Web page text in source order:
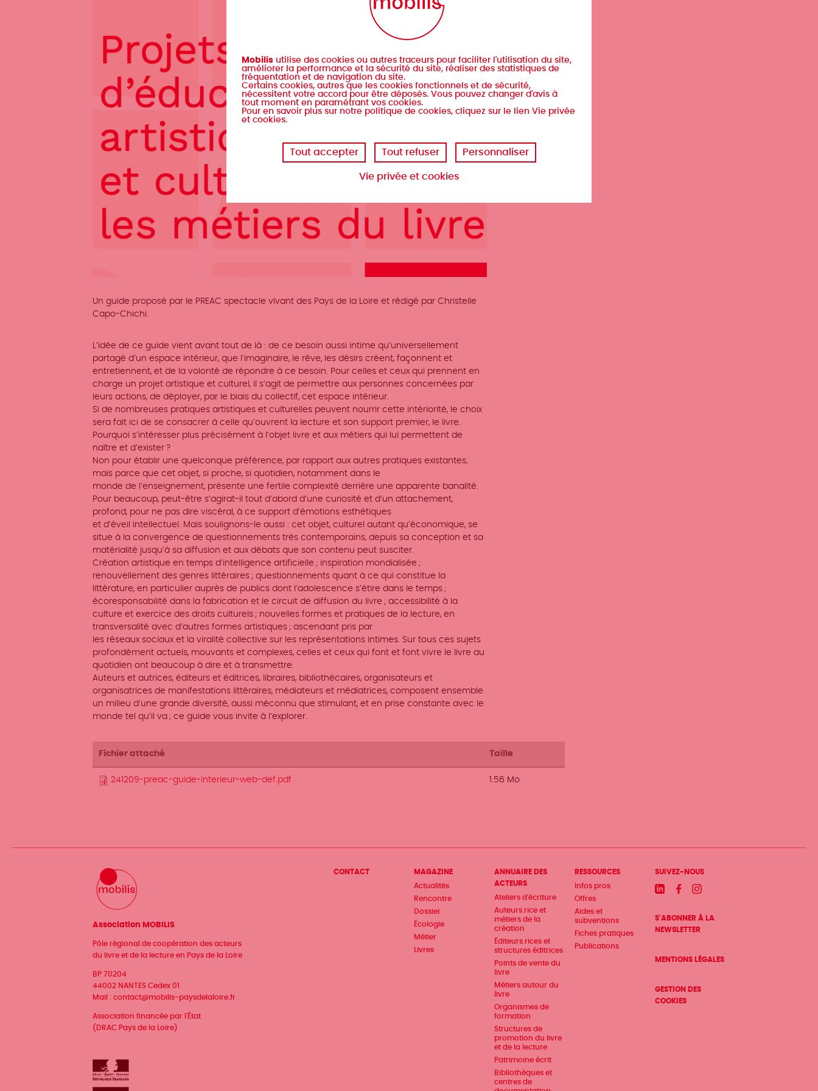
Un guide proposé par le PREAC spectacle vivant des Pays de la Loire et rédigé par Christelle
Capo-Chichi.
L’idée de ce guide vient avant tout de là : de ce besoin aussi intime qu’universellement
partagé d’un espace intérieur, que l’imaginaire, le rêve, les désirs créent, façonnent et
entretiennent, et de la volonté de répondre à ce besoin. Pour celles et ceux qui prennent en
charge un projet artistique et culturel, il s’agit de permettre aux personnes concernées par
leurs actions, de déployer, par le biais du collectif, cet espace intérieur.
Si de nombreuses pratiques artistiques et culturelles peuvent nourrir cette intériorité, le choix
sera fait ici de se consacrer à celle qu’ouvrent la lecture et son support premier, le livre.
Pourquoi s’intéresser plus précisément à l’objet livre et aux métiers qui lui permettent de
naître et d’exister ?
Non pour établir une quelconque préférence, par rapport aux autres pratiques existantes,
mais parce que cet objet, si proche, si quotidien, notamment dans le
monde de l’enseignement, présente une fertile complexité derrière une apparente banalité.
Pour beaucoup, peut-être s’agirat-il tout d’abord d’une curiosité et d’un attachement,
profond, pour ne pas dire viscéral, à ce support d’émotions esthétiques
et d’éveil intellectuel. Mais soulignons-le aussi : cet objet, culturel autant qu’économique, se
situe à la convergence de questionnements très contemporains, depuis sa conception et sa
matérialité jusqu’à sa diffusion et aux débats que son contenu peut susciter.
Création artistique en temps d’intelligence artificielle ; inspiration mondialisée ;
renouvellement des genres littéraires ; questionnements quant à ce qui constitue la
littérature, en particulier auprès de publics dont l’adolescence s’étire dans le temps ;
écoresponsabilité dans la fabrication et le circuit de diffusion du livre ; accessibilité à la
culture et exercice des droits culturels ; nouvelles formes et pratiques de la lecture, en
transversalité avec d’autres formes artistiques ; ascendant pris par
les réseaux sociaux et la viralité collective sur les représentations intimes. Sur tous ces sujets
profondément actuels, mouvants et complexes, celles et ceux qui font et font vivre le livre au
quotidien ont beaucoup à dire et à transmettre.
Auteurs et autrices, éditeurs et éditrices, libraires, bibliothécaires, organisateurs et
organisatrices de manifestations littéraires, médiateurs et médiatrices, composent ensemble
un milieu d’une grande diversité, aussi méconnu que stimulant, et en prise constante avec le
monde tel qu’il va ; ce guide vous invite à l’explorer.
Fichier attaché Taille
241209-preac-guide-interieur-web-def.pdf 1.56 Mo
Association MOBILIS
Pôle régional de coopération des acteurs
du livre et de la lecture en Pays de la Loire
BP 70204
44002 NANTES Cedex 01
Mail : contact@mobilis-paysdelaloire.fr
Association financée par l'État
(DRAC Pays de la Loire)
Menu
CONTACT
MAGAZINE
Actualités
Rencontre
Dossier
Écologie
Métier
Livres
ANNUAIRE DES
ACTEURS
Ateliers d'écriture
Auteurs.rice et
métiers de la
création
Éditeurs.rices et
structures éditrices
Points de vente du
livre
Métiers autour du
livre
Organismes de
formation
Structures de
promotion du livre
et de la lecture
Patrimoine écrit
Bibliothèques et
centres de
RESSOURCES
Infos pros
Offres
Aides et
subventions
Fiches pratiques
Publications
SUIVEZ-NOUS
LinkedinFacebookInstagram
S'ABONNER À LA
NEWSLETTER
MENTIONS LÉGALES
GESTION DES
COOKIES
Mobilis utilise des cookies ou autres traceurs pour faciliter l'utilisation du site,
améliorer la performance et la sécurité du site, réaliser des statistiques de
fréquentation et de navigation du site.
Certains cookies, autres que les cookies fonctionnels et de sécurité,
nécessitent votre accord pour être déposés. Vous pouvez changer d'avis à
tout moment en paramétrant vos cookies.
Pour en savoir plus sur notre politique de cookies, cliquez sur le lien Vie privée
et cookies.
Tout accepter Tout refuser Personnaliser
Vie privée et cookies